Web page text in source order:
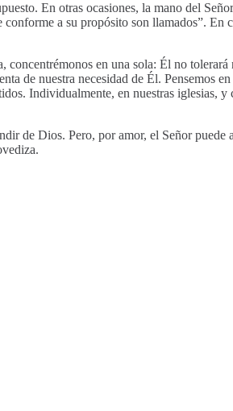
En otras ocasiones, la mano del
conforme a su propósito son llamados”.
en una sola: Él no
de nuestra necesidad de Él. Pensemos
Individualmente, en nuestras
de Dios. Pero, por amor, el Señor